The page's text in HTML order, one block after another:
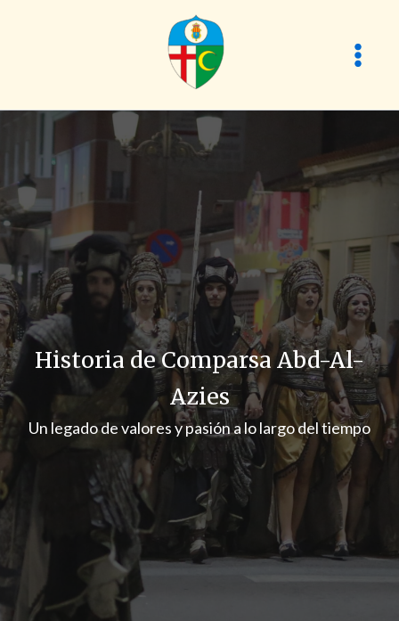
Historia de Comparsa Abd-Al-
Azies
Un legado de valores y pasión a lo largo del tiempo